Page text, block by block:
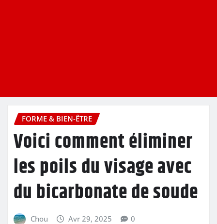
FORME & BIEN-ÊTRE
Voici comment éliminer
les poils du visage avec
du bicarbonate de soude
Chou Avr 29, 2025 0